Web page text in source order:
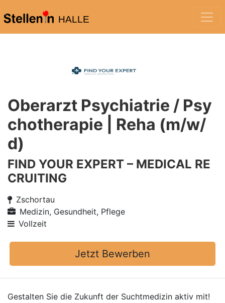
HALLE
Oberarzt Psychiatrie / Psy
chotherapie | Reha (m/w/
d)
FIND YOUR EXPERT – MEDICAL RE
CRUITING
Zschortau
Medizin, Gesundheit, Pflege
Vollzeit
Jetzt Bewerben
Gestalten Sie die Zukunft der Suchtmedizin aktiv mit!